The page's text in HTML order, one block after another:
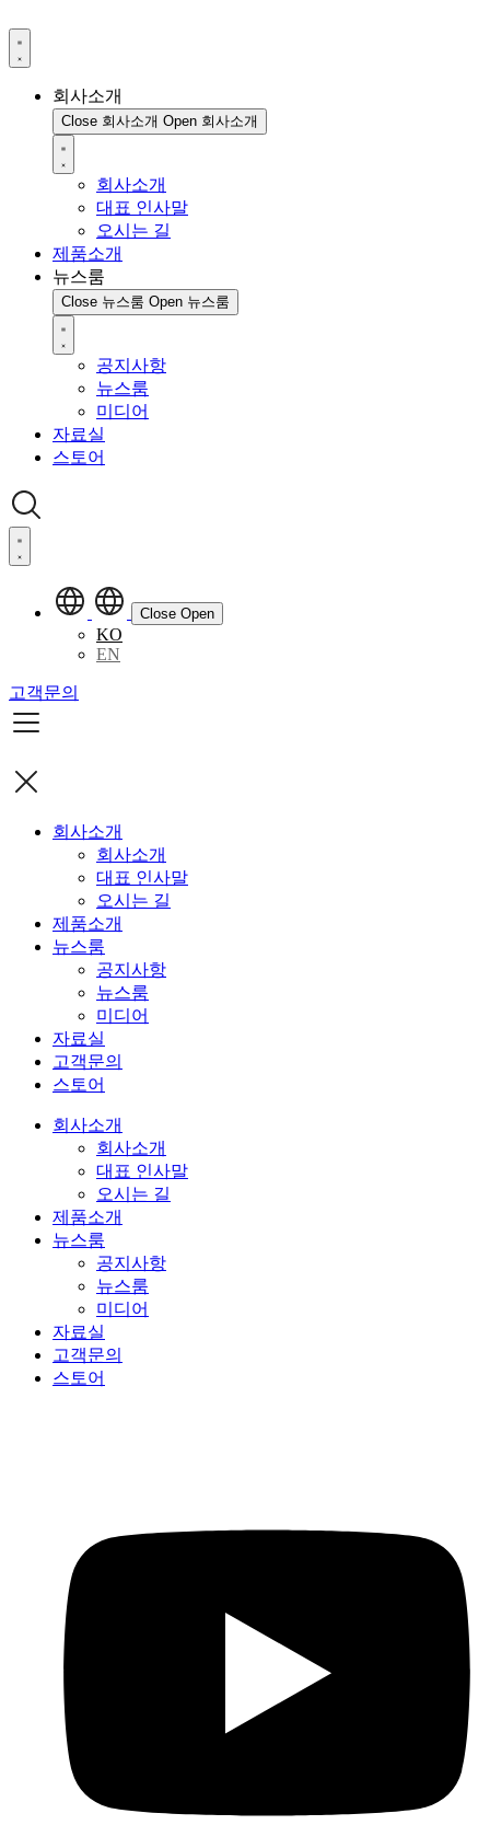
회사소개
Close 회사소개 Open 회사소개
회사소개
대표 인사말
오시는 길
제품소개
뉴스룸
Close 뉴스룸 Open 뉴스룸
공지사항
뉴스룸
미디어
자료실
스토어
Close Open
KO
EN
고객문의
회사소개
회사소개
대표 인사말
오시는 길
제품소개
뉴스룸
공지사항
뉴스룸
미디어
자료실
고객문의
스토어
회사소개
회사소개
대표 인사말
오시는 길
제품소개
뉴스룸
공지사항
뉴스룸
미디어
자료실
고객문의
스토어